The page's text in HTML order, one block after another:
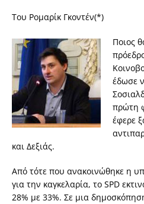
Του Ρομαρίκ Γκοντέν(*)
Ποιος
έδωσε
πρώτη
έφερε
και Δεξιάς.
Από τότε που ανακοινώθηκε η
για την καγκελαρία, το SPD
28% με 33%. Σε μια